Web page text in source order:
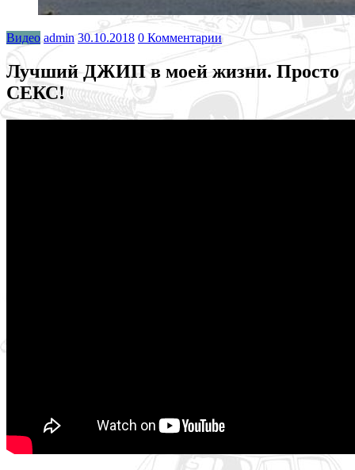
Видео admin 30.10.2018 0 Комментарии
Лучший ДЖИП в моей жизни. Просто
СЕКС!